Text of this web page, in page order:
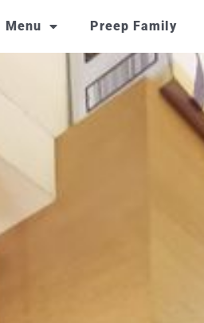
Menu Preep Family